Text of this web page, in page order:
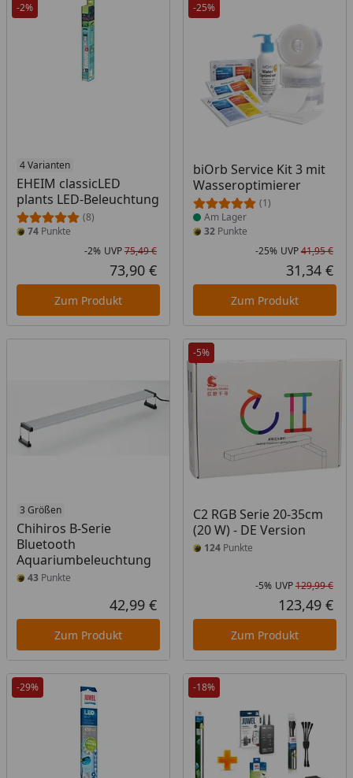
-2%
4 Varianten
EHEIM classicLED
plants LED-Beleuchtung
(8)
74 Punkte
Rabatt in Prozent
-2%
Ursprünglicher Preis
UVP75,49 €
Aktueller Preis
73,90 €
Zum Produkt
-25%
biOrb Service Kit 3 mit
Wasseroptimierer
(1)
Produkt am Lager
Am Lager
32Punkte
-25% UVP41,95 €
31,34 €
Zum Produkt
3 Größen
Chihiros B-Serie
Bluetooth
Aquariumbeleuchtung
43 Punkte
Aktueller Preis
42,99 €
Zum Produkt
-5%
C2 RGB Serie 20-35cm
(20 W) - DE Version
124Punkte
-5% UVP129,99 €
123,49 €
Zum Produkt
-29% -18%